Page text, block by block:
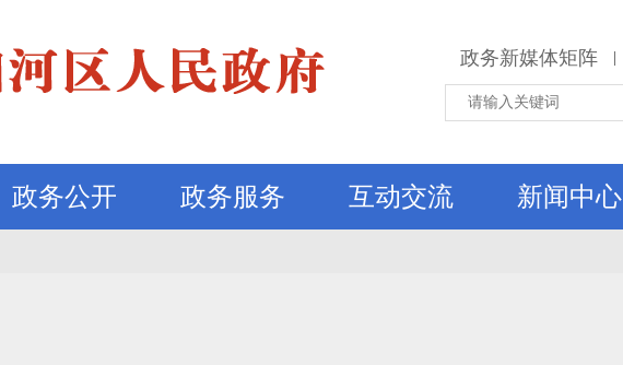
政务新媒体矩阵 |
政务公开 政务服务 互动交流 新闻中心